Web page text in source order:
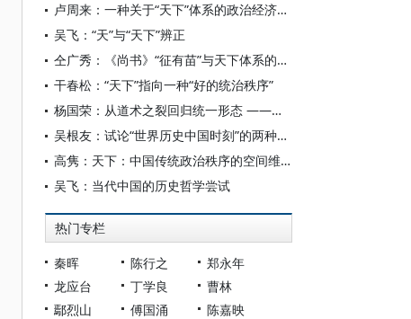
卢周来：一种关于“天下”体系的政治经济学建构
吴飞：“天”与“天下”辨正
仝广秀：《尚书》“征有苗”与天下体系的形成
干春松：“天下”指向一种“好的统治秩序”
杨国荣：从道术之裂回归统一形态 ——《庄子·天下》的深层内涵
吴根友：试论“世界历史中国时刻”的两种自觉方式
高隽：天下：中国传统政治秩序的空间维度
吴飞：当代中国的历史哲学尝试
热门专栏
秦晖 陈行之
郑永年
龙应台
丁学良
曹林
鄢烈山
傅国涌
陈嘉映